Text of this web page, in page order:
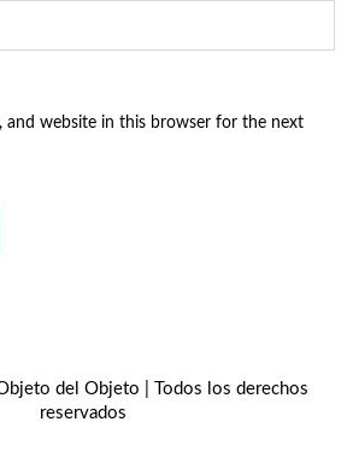
and website in this browser for the next
del Objeto | Todos los derechos
reservados